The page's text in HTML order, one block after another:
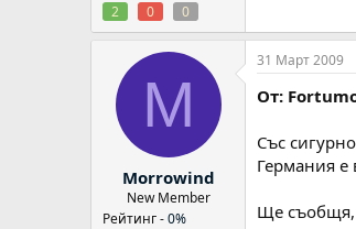
2
0 0
M
Morrowind
New Member
Рейтинг -0%
31 Март 2009
От:
Със
Германия е
Ще съобщя,